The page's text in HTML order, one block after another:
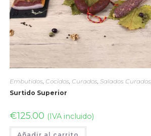
Embutidos Cocidos Curados Salados Curados
Surtido Superior
€125.00 (IVA incluido)
Añadir al carrito